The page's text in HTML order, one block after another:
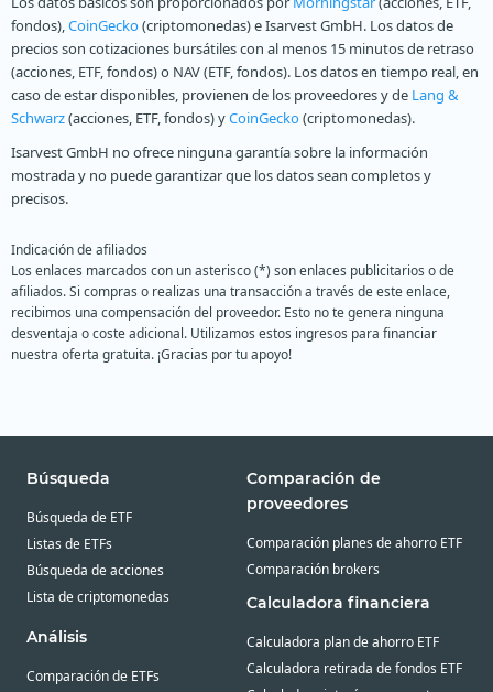
fondos),CoinGecko(criptomonedas) e Isarvest GmbH. Los datos de
precios son cotizaciones bursátiles con al menos 15 minutos de retraso
(acciones, ETF, fondos) o NAV (ETF, fondos). Los datos en tiempo real, en
caso de estar disponibles, provienen de los proveedores y de Lang &
Schwarz(acciones, ETF, fondos) yCoinGecko(criptomonedas).
Isarvest GmbH no ofrece ninguna garantía sobre la información
mostrada y no puede garantizar que los datos sean completos y
precisos.
Indicación de afiliados
Los enlaces marcados con un asterisco (*) son enlaces publicitarios o de
afiliados. Si compras o realizas una transacción a través de este enlace,
recibimos una compensación del proveedor. Esto no te genera ninguna
desventaja o coste adicional. Utilizamos estos ingresos para financiar
nuestra oferta gratuita. ¡Gracias por tu apoyo!
Búsqueda
Búsqueda de ETF
Listas de ETFs
Búsqueda de acciones
Lista de criptomonedas
Análisis
Comparación de ETFs
Comparación de
proveedores
Comparación planes de ahorro ETF
Comparación brokers
Calculadora financiera
Calculadora plan de ahorro ETF
Calculadora retirada de fondos ETF